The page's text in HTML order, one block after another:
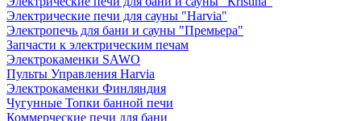
Электрические печи для сауны "Harvia"
Электропечь для бани и сауны "Премьера"
Запчасти к электрическим печам
Электрокаменки SAWO
Пульты Управления Harvia
Электрокаменки Финляндия
Чугунные Топки банной печи
Коммерческие печи для бани